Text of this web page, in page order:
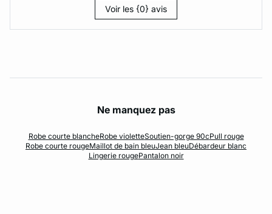
Voir les {0} avis
Ne manquez pas
Robe courte blancheRobe violetteSoutien-gorge 90cPull rouge
Robe courte rougeMaillot de bain bleuJean bleuDébardeur blanc
Lingerie rougePantalon noir